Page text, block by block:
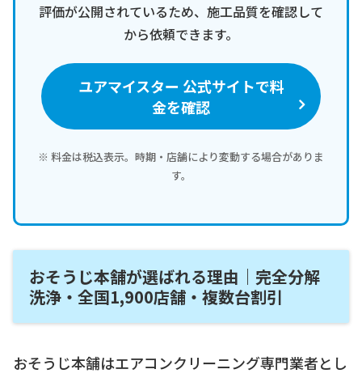
評価が公開されているため、施工品質を確認して
から依頼できます。
ユアマイスター 公式サイトで料
金を確認
※ 料金は税込表示。時期・店舗により変動する場合がありま
す。
おそうじ本舗が選ばれる理由｜完全分解
洗浄・全国1,900店舗・複数台割引
おそうじ本舗はエアコンクリーニング専門業者とし